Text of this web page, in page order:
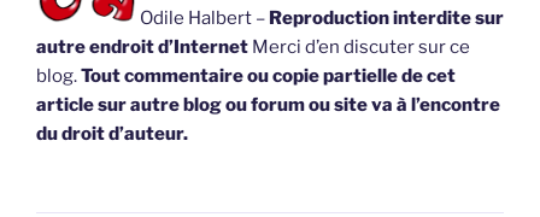
Odile Halbert – Reproduction interdite sur
autre endroit d’Internet Merci d’en discuter sur ce
blog.Tout commentaire ou copie partielle de cet
article sur autre blog ou forum ou site va à l’encontre
du droit d’auteur.